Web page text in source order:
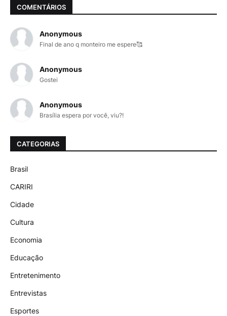
COMENTÁRIOS
Anonymous
Final de ano q monteiro me espere🥰
Anonymous
Gostei
Anonymous
Brasília espera por você, viu?!
CATEGORIAS
Brasil
CARIRI
Cidade
Cultura
Economia
Educação
Entretenimento
Entrevistas
Esportes